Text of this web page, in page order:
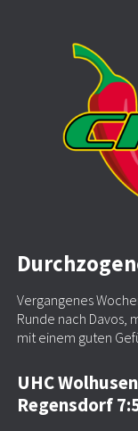
Vergangenes
Runde nach Davos,
mit einem guten
UHC
Regensdorf